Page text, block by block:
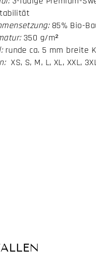
85% Bio-
350 g/m²
runde ca. 5 mm breite
XS, S, M, L, XL, XXL,